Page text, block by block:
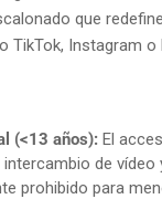
que
TikTok, Instagram o
(<13 años): El
de vídeo
prohibido para